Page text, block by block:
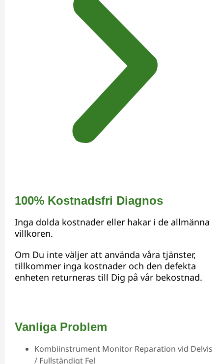
100% Kostnadsfri Diagnos
Inga dolda kostnader eller hakar i de allmänna
villkoren.
Om Du inte väljer att använda våra tjänster,
tillkommer inga kostnader och den defekta
enheten returneras till Dig på vår bekostnad.
Vanliga Problem
Kombiinstrument Monitor Reparation vid Delvis
/ Fullständigt Fel